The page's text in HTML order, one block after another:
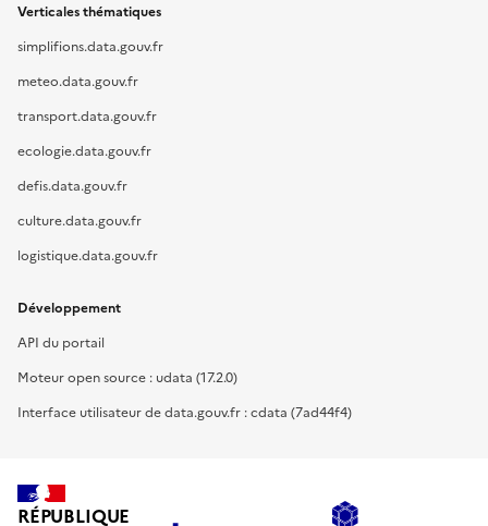
Verticales thématiques
simplifions.data.gouv.fr
meteo.data.gouv.fr
transport.data.gouv.fr
ecologie.data.gouv.fr
defis.data.gouv.fr
culture.data.gouv.fr
logistique.data.gouv.fr
Développement
API du portail
Moteur open source : udata (17.2.0)
Interface utilisateur de data.gouv.fr : cdata (7ad44f4)
RÉPUBLIQUE